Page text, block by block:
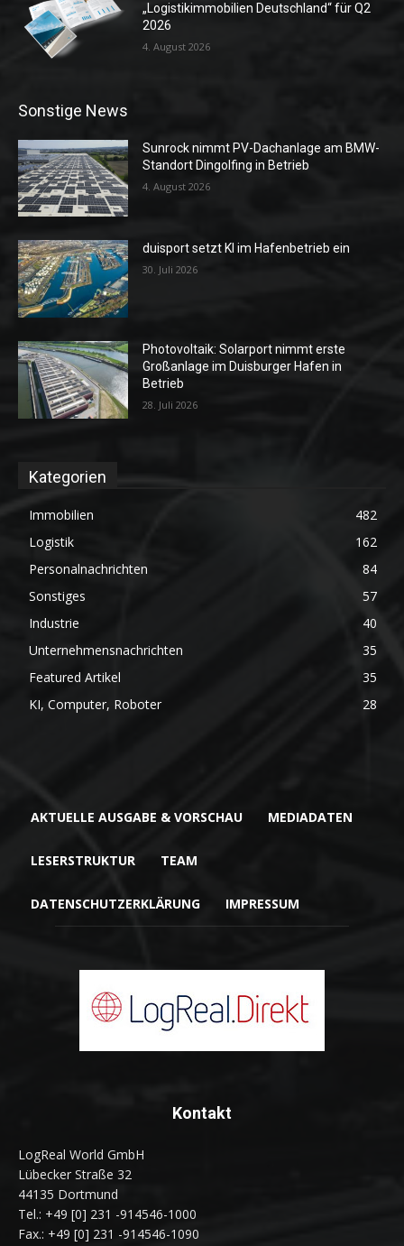
„Logistikimmobilien Deutschland“ für Q2
2026
4. August 2026
Sonstige News
Sunrock nimmt PV-Dachanlage am BMW-
Standort Dingolfing in Betrieb
4. August 2026
duisport setzt KI im Hafenbetrieb ein
30. Juli 2026
Photovoltaik: Solarport nimmt erste
Großanlage im Duisburger Hafen in
Betrieb
28. Juli 2026
Kategorien
Immobilien
482
Logistik
162
Personalnachrichten
84
Sonstiges
57
Industrie
40
Unternehmensnachrichten
35
Featured Artikel
35
KI, Computer, Roboter
28
AKTUELLE AUSGABE & VORSCHAU MEDIADATEN
LESERSTRUKTUR TEAM
DATENSCHUTZERKLÄRUNG IMPRESSUM
Kontakt
LogReal World GmbH
Lübecker Straße 32
44135 Dortmund
Tel.: +49 [0] 231 -914546-1000
Fax.: +49 [0] 231 -914546-1090